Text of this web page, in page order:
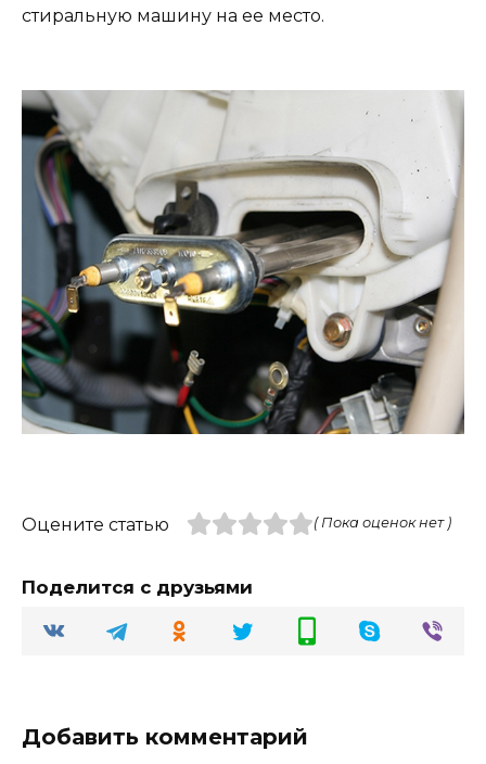
стиральную машину на ее место.
Оцените статью ( Пока оценок нет )
Поделится с друзьями
Добавить комментарий